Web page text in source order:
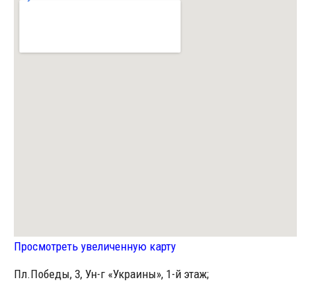
Просмотреть увеличенную карту
Пл.Победы, 3, Ун-г «Украины», 1-й этаж;